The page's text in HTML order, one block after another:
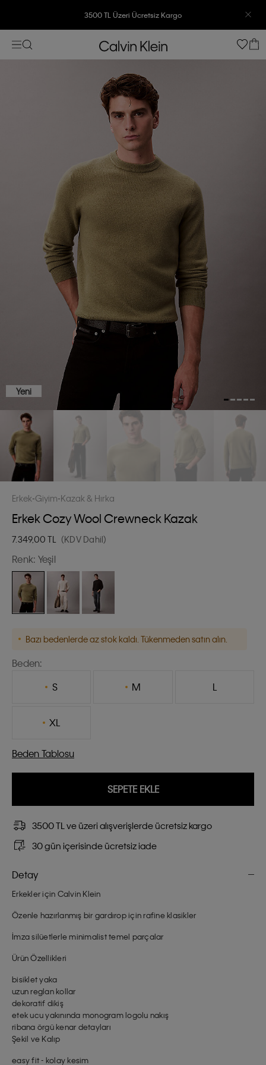
3500 TL Üzeri Ücretsiz Kargo
7500 TL Ve Üzeri Alışverişlerinizde 6 Taksit İmkanı
Yeni
Erkek Giyim Kazak & Hırka
Erkek Cozy Wool Crewneck Kazak
7.349,00 TL (KDV Dahil)
Renk: Yeşil
Bazı bedenlerde az stok kaldı. Tükenmeden satın alın.
Beden:
S
M L
XL
Beden Tablosu
SEPETE EKLE
3500 TL ve üzeri alışverişlerde ücretsiz kargo
30 gün içerisinde ücretsiz iade
Detay
Erkekler için Calvin Klein
Özenle hazırlanmış bir gardırop için rafine klasikler
İmza silüetlerle minimalist temel parçalar
Ürün Özellikleri
bisiklet yaka
uzun reglan kollar
dekoratif dikiş
etek ucu yakınında monogram logolu nakış
ribana örgü kenar detayları
Şekil ve Kalıp
easy fit - kolay kesim